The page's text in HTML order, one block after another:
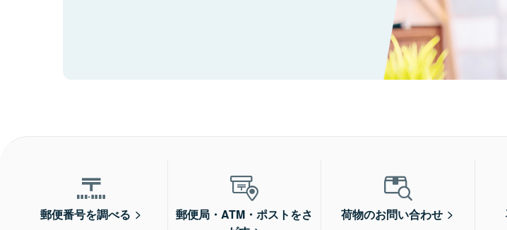
郵便番号を調べる
郵便局・ATM・ポストをさ
荷物のお問い合わせ